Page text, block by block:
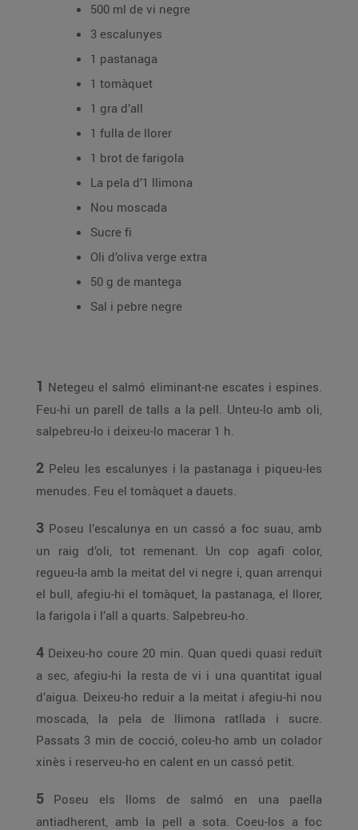
500 ml de vi negre
3 escalunyes
1 pastanaga
1 tomàquet
1 gra d’all
1 fulla de llorer
1 brot de farigola
La pela d’1 llimona
Nou moscada
Sucre fi
Oli d’oliva verge extra
50 g de mantega
Sal i pebre negre
1 Netegeu el salmó eliminant-ne escates i espines.
Feu-hi un parell de talls a la pell. Unteu-lo amb oli,
salpebreu-lo i deixeu-lo macerar 1 h.
2 Peleu les escalunyes i la pastanaga i piqueu-les
menudes. Feu el tomàquet a dauets.
3 Poseu l’escalunya en un cassó a foc suau, amb
un raig d’oli, tot remenant. Un cop agafi color,
regueu-la amb la meitat del vi negre i, quan arrenqui
el bull, afegiu-hi el tomàquet, la pastanaga, el llorer,
la farigola i l’all a quarts. Salpebreu-ho.
4 Deixeu-ho coure 20 min. Quan quedi quasi reduït
a sec, afegiu-hi la resta de vi i una quantitat igual
d’aigua. Deixeu-ho reduir a la meitat i afegiu-hi nou
moscada, la pela de llimona ratllada i sucre.
Passats 3 min de cocció, coleu-ho amb un colador
xinès i reserveu-ho en calent en un cassó petit.
5
Poseu els lloms de salmó en una paella
antiadherent, amb la pell a sota. Coeu-los a foc